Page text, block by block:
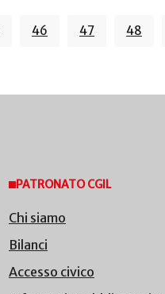
46 47 48
PATRONATO CGIL
Chi siamo
Bilanci
Accesso civico